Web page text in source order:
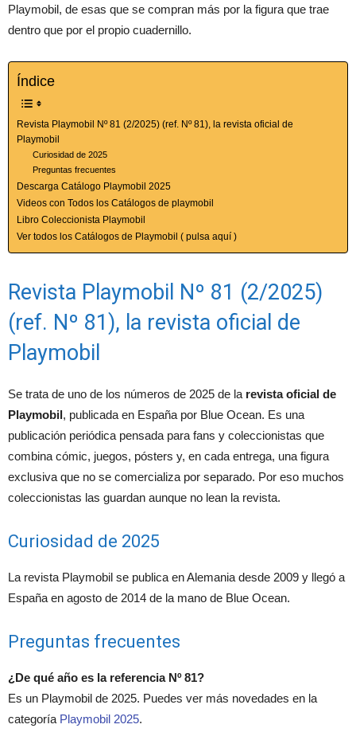
Playmobil, de esas que se compran más por la figura que trae
dentro que por el propio cuadernillo.
Índice
Revista Playmobil Nº 81 (2/2025) (ref. Nº 81), la revista oficial de
Playmobil
Curiosidad de 2025
Preguntas frecuentes
Descarga Catálogo Playmobil 2025
Videos con Todos los Catálogos de playmobil
Libro Coleccionista Playmobil
Ver todos los Catálogos de Playmobil ( pulsa aquí )
Revista Playmobil Nº 81 (2/2025)
(ref. Nº 81), la revista oficial de
Playmobil
Se trata de uno de los números de 2025 de la revista oficial de
Playmobil, publicada en España por Blue Ocean. Es una
publicación periódica pensada para fans y coleccionistas que
combina cómic, juegos, pósters y, en cada entrega, una figura
exclusiva que no se comercializa por separado. Por eso muchos
coleccionistas las guardan aunque no lean la revista.
Curiosidad de 2025
La revista Playmobil se publica en Alemania desde 2009 y llegó a
España en agosto de 2014 de la mano de Blue Ocean.
Preguntas frecuentes
¿De qué año es la referencia Nº 81?
Es un Playmobil de 2025. Puedes ver más novedades en la
categoría Playmobil 2025.